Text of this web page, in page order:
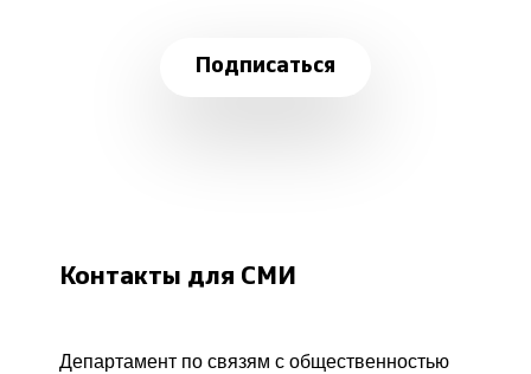
Подписаться
Контакты для СМИ
Департамент по связям с общественностью